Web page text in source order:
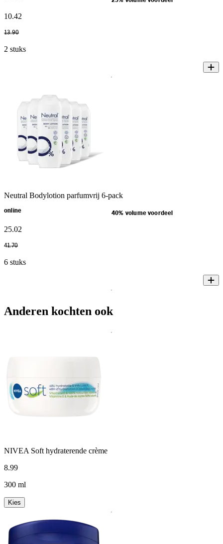
10.42
13.90
2 stuks
Neutral Bodylotion parfumvrij 6-pack
online 40% volume voordeel
25.02
41.70
6 stuks
Anderen kochten ook
NIVEA Soft hydraterende crème
8.99
300 ml
Kies